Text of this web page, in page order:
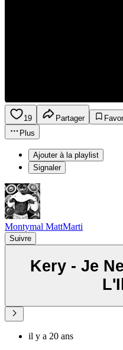
19 Partager
Plus
Ajouter à la playlist
Signaler
Montymal MattMarti
Suivre
Kery - Je
il y a 20 ans